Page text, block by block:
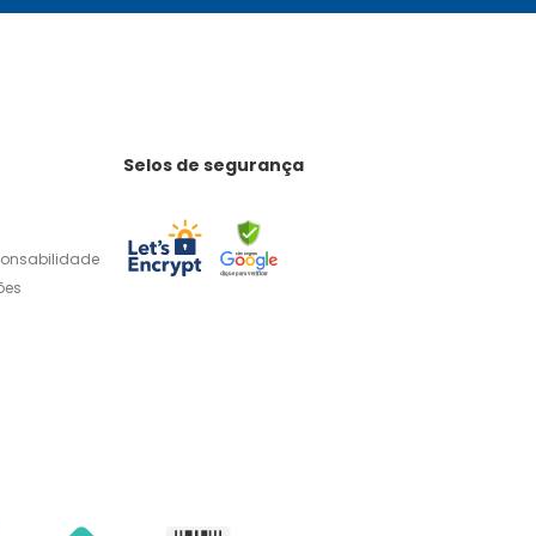
Selos de segurança